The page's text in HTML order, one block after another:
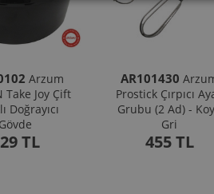
Arzum
Take Joy Çift
Doğrayıcı
Gövde
TL
AR101430
Prostick Çırpıcı
Grubu (2 Ad) -
Gri
455 TL